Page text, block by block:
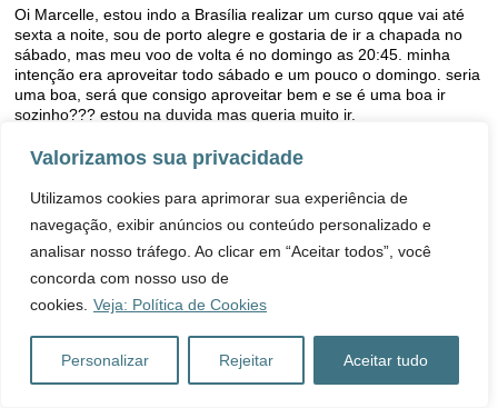
Valorizamos sua privacidade
Utilizamos cookies para aprimorar sua experiência de
navegação, exibir anúncios ou conteúdo personalizado e
analisar nosso tráfego. Ao clicar em “Aceitar todos”, você
concorda com nosso uso de
cookies. Veja: Política de Cookies
Personalizar Rejeitar Aceitar tudo
RESPONDER
HUDSON ... SENNA
27 MAIO
QUAL É A MELHOR FORMA DE IR A CHAPADA DOS VEADEIROS
E A CACHOEIRA SANTA BARBARA. É POR AGÊNCIA DE VIAGEM
AQUI DE SALVADOR-BA OU VIAJANDO DE AVIÃO ATÉ GOIÂNIA
OU BRASÍLIA E ALUGANDO UM CARRO OU ENTRENDO EM
CONTATO COM UMA
AGÊNCIA DE VIAGEM DE UMA DESSAS DUAS CIDADES.
RESPONDER